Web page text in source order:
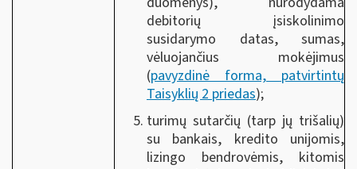
debitorių įsiskolinimo
susidarymo datas, sumas,
vėluojančius mokėjimus
(pavyzdinė forma, patvirtintų
Taisyklių 2 priedas);
turimų sutarčių (tarp jų trišalių)
su bankais, kredito unijomis,
lizingo bendrovėmis, kitomis